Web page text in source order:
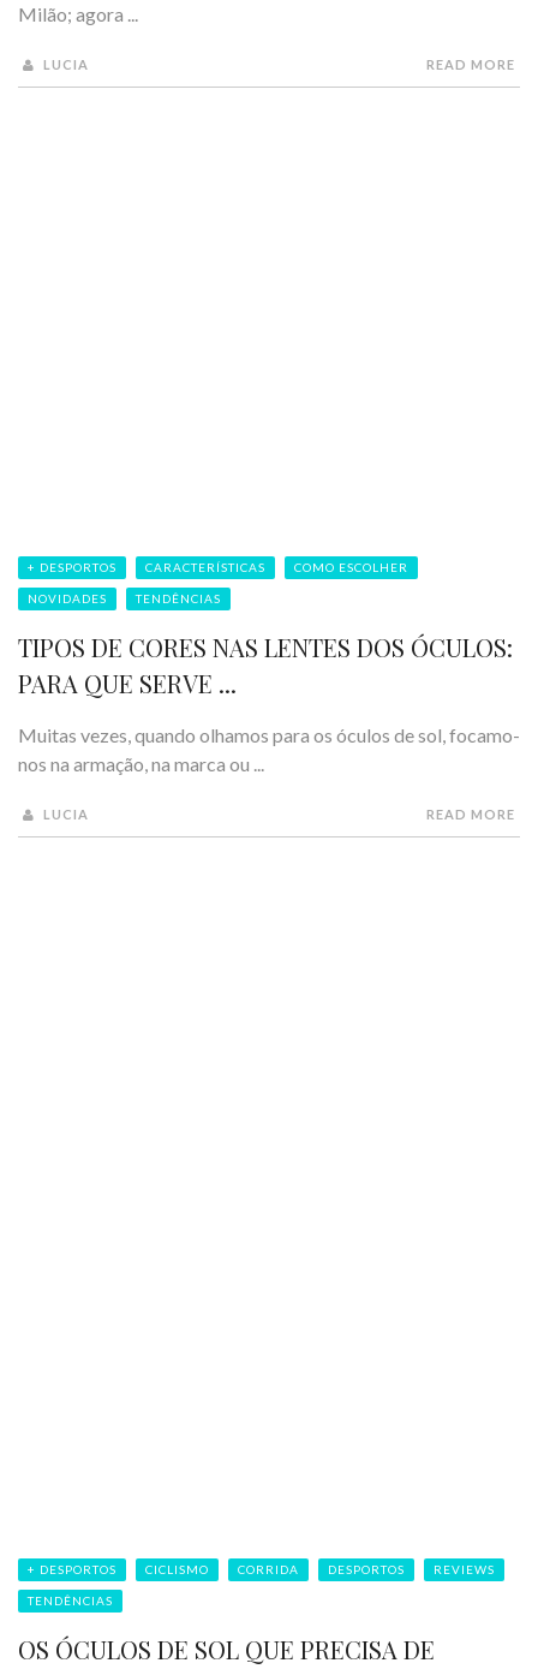
Milão; agora ...
LUCIA READ MORE
+ DESPORTOS CARACTERÍSTICAS COMO ESCOLHER
NOVIDADES TENDÊNCIAS
TIPOS DE CORES NAS LENTES DOS ÓCULOS:
PARA QUE SERVE ...
Muitas vezes, quando olhamos para os óculos de sol, focamo-
nos na armação, na marca ou ...
LUCIA READ MORE
+ DESPORTOS CICLISMO CORRIDA DESPORTOS REVIEWS
TENDÊNCIAS
OS ÓCULOS DE SOL QUE PRECISA DE